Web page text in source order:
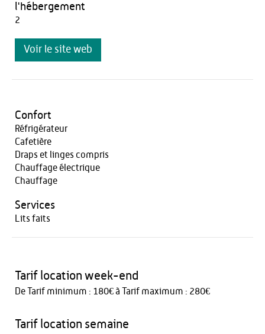
l'hébergement
2
Voir le site web
Confort
Réfrigérateur
Cafetière
Draps et linges compris
Chauffage électrique
Chauffage
Services
Lits faits
Tarif location week-end
De Tarif minimum : 180€ à Tarif maximum : 280€
Tarif location semaine